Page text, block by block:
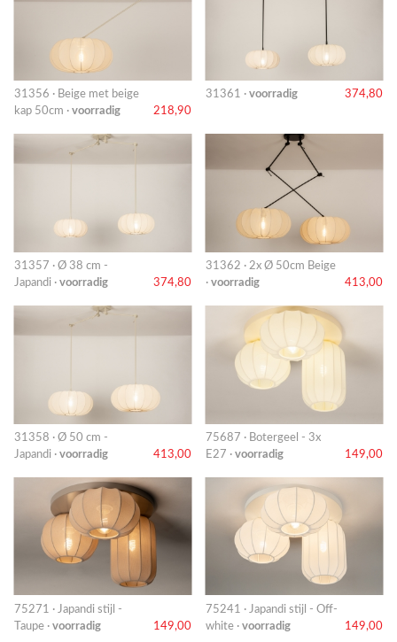
31356 · Beige met beige
kap 50cm · voorradig 218,90
31361 · voorradig 374,80
31357 · Ø 38 cm -
Japandi · voorradig 374,80
31362 · 2x Ø 50cm Beige
· voorradig 413,00
31358 · Ø 50 cm -
Japandi · voorradig 413,00
75687 · Botergeel - 3x
E27 · voorradig 149,00
75271 · Japandi stijl -
Taupe · voorradig 149,00
75241 · Japandi stijl - Off-
white · voorradig 149,00